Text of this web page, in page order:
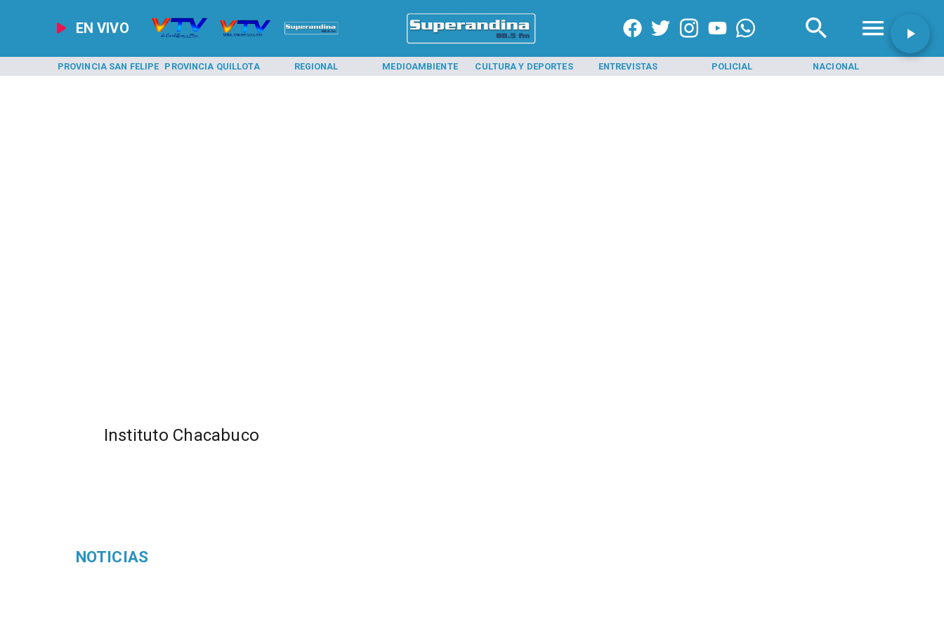
EN VIVO
PROVINCIA SAN FELIPE PROVINCIA QUILLOTA REGIONAL MEDIOAMBIENTE CULTURA Y DEPORTES ENTREVISTAS POLICIAL NACIONAL
Instituto Chacabuco
NOTICIAS